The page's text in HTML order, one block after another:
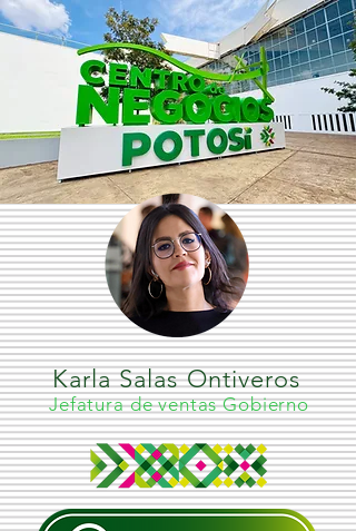
Karla Salas Ontiveros
Jefatura de ventas Gobierno